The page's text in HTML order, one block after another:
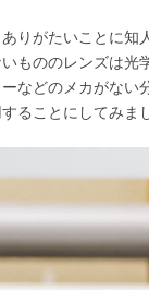
it
te
r
りがたいことに知
もののレンズは光
などのメカがない
ることにしてみま